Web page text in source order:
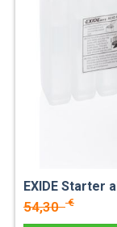
EXIDE Starter
54,30€